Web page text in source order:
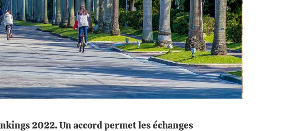
2022. Un accord permet les échanges